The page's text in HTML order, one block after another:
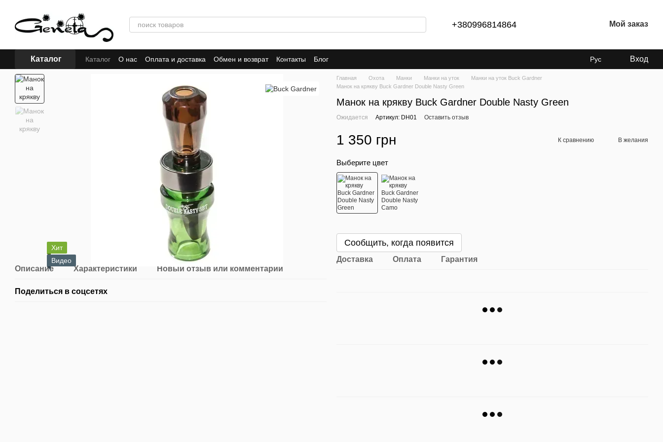
+380996814864 Мой заказ
Каталог Каталог О нас Оплата и доставка Обмен и возврат Контакты Блог Рус Вход
Хит
Видео
Описание Характеристики Новый отзыв или комментарий
Поделиться в соцсетях
Главная Охота Манки Манки на уток
Манки на уток Buck Gardner
Манок на крякву Buck Gardner Double Nasty Green
Манок на крякву Buck Gardner Double Nasty Green
Ожидается Артикул: DH01 Оставить отзыв
1 350 грн К сравнению В желания
Выберите цвет
Сообщить, когда появится
Доставка Оплата Гарантия